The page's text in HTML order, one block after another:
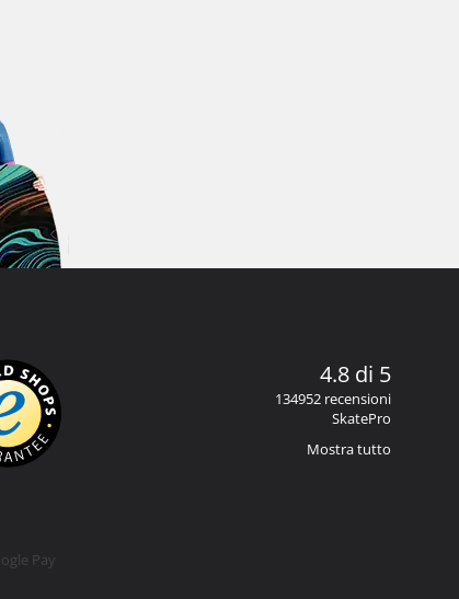
4.8 di 5
134952 recensioni
SkatePro
Mostra tutto